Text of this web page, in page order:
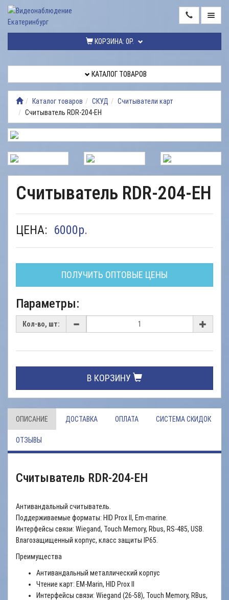
КОРЗИНА: 0Р.
ТОВАРОВ
ВИДЕОНАБЛЮДЕНИЯ
ВИДЕОНАБЛЮДЕНИЯ
НАШИ
РАБОТЫ
КАТАЛОГ ТОВАРОВ
Каталог товаров СКУД
Считыватели карт
Считыватель RDR-204-EH
Считыватель RDR-204-EH
ЦЕНА: 6000р.
ПОЛУЧИТЬ ОПТОВЫЕ ЦЕНЫ
Параметры:
Кол-во, шт:
В КОРЗИНУ
ОПИСАНИЕ ДОСТАВКА ОПЛАТА СИСТЕМА СКИДОК
ОТЗЫВЫ
Считыватель RDR-204-EH
Антивандальный считыватель.
Поддерживаемые форматы: HID Prox II, Em-marine.
Интерфейсы связи: Wiegand, Touch Memory, Rbus, RS-485, USB.
Влагозащищенный корпус, класс защиты IP65.
Преимущества
Антивандальный металлический корпус
Чтение карт: EM-Marin, HID Prox II
Интерфейсы связи: Wiegand (26-58), Touch Memory, RBus,